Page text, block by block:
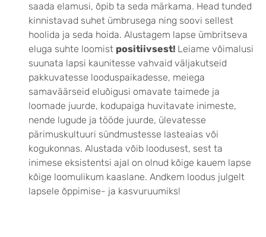
saada elamusi, õpib ta seda märkama. Head tunded
kinnistavad suhet ümbrusega ning soovi sellest
hoolida ja seda hoida. Alustagem lapse ümbritseva
eluga suhte loomist positiivsest! Leiame võimalusi
suunata lapsi kaunitesse vahvaid väljakutseid
pakkuvatesse looduspaikadesse, meiega
samaväärseid eluõigusi omavate taimede ja
loomade juurde, kodupaiga huvitavate inimeste,
nende lugude ja tööde juurde, ülevatesse
pärimuskultuuri sündmustesse lasteaias või
kogukonnas. Alustada võib loodusest, sest ta
inimese eksistentsi ajal on olnud kõige kauem lapse
kõige loomulikum kaaslane. Andkem loodus julgelt
lapsele õppimise- ja kasvuruumiks!